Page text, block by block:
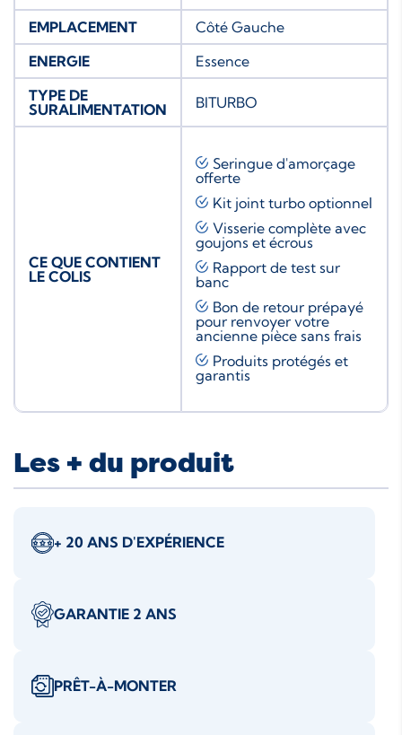
EMPLACEMENT
Côté Gauche
ENERGIE
Essence
TYPE DE
SURALIMENTATION
BITURBO
CE QUE CONTIENT
LE COLIS
Seringue d'amorçage
offerte
Kit joint turbo optionnel
Visserie complète avec
goujons et écrous
Rapport de test sur
banc
Bon de retour prépayé
pour renvoyer votre
ancienne pièce sans frais
Produits protégés et
garantis
Les + du produit
+ 20 ANS D'EXPÉRIENCE
GARANTIE 2 ANS
PRÊT-À-MONTER